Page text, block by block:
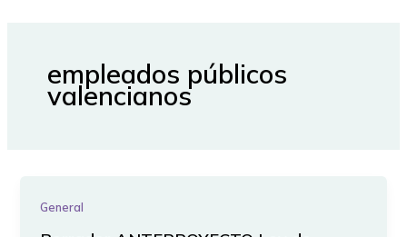
empleados públicos
valencianos
General